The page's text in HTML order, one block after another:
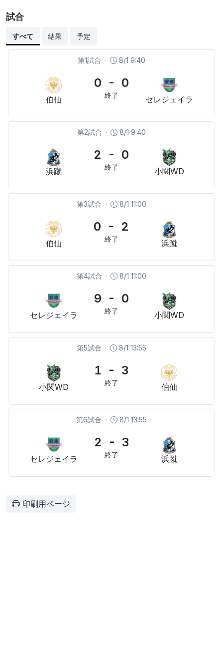
試合
すべて 結果 予定
第1試合 · 8/1 9:40
伯仙
0 - 0
終了 セレジェイラ
第2試合 · 8/1 9:40
浜蹴
2 - 0
終了 小関WD
第3試合 · 8/1 11:00
伯仙
0 - 2
終了 浜蹴
第4試合 · 8/1 11:00
セレジェイラ
9 - 0
終了 小関WD
第5試合 · 8/1 13:55
小関WD
1 - 3
終了 伯仙
第6試合 · 8/1 13:55
セレジェイラ
2 - 3
終了 浜蹴
印刷用ページ